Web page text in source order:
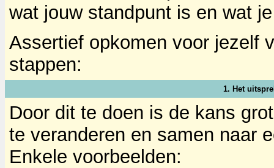
wat jouw standpunt is en wat
Assertief opkomen voor jezelf
stappen:
1. Het
Door dit te doen is de kans
te veranderen en samen naar
Enkele voorbeelden: